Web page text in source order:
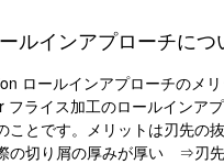
ルインアプローチにつ
ロールインアプローチのメ
フライス加工のロールインア
ことです。メリットは刃先の
の切り屑の厚みが厚い ⇒刃